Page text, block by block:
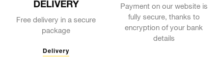
DELIVERY
Free delivery in a secure
package
Delivery
Payment on our website is
fully secure, thanks to
encryption of your bank
details